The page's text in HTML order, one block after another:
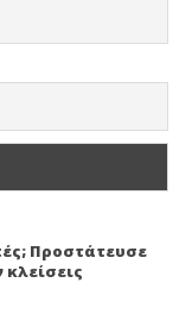
Προστάτευσε